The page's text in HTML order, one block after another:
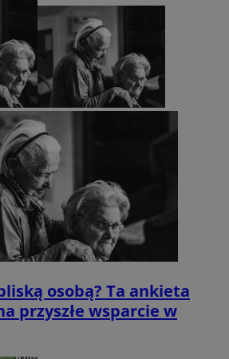
osobą? Ta ankieta
przyszłe wsparcie w